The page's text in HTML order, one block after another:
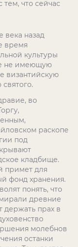
что сейчас
века назад
время
культуры
не имеющую
византийскую
во
раскопе
под
кладбище.
примет для
фонд хранения.
понять, что
древние
держать прах в
молебнов
останки